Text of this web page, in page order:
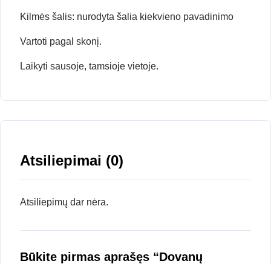
Kilmės šalis: nurodyta šalia kiekvieno pavadinimo
Vartoti pagal skonį.
Laikyti sausoje, tamsioje vietoje.
Atsiliepimai (0)
Atsiliepimų dar nėra.
Būkite pirmas aprašęs “Dovanų